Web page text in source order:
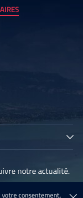
notre actualité.
votre consentement,